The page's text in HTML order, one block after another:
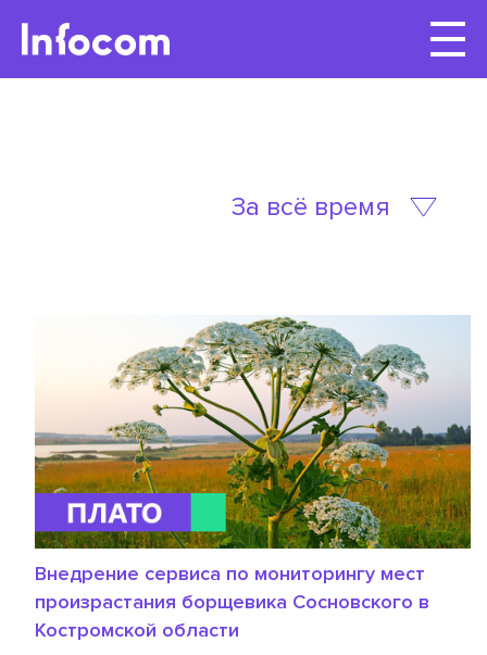
Внедрение сервиса по мониторингу мест
произрастания борщевика Сосновского в
Костромской области